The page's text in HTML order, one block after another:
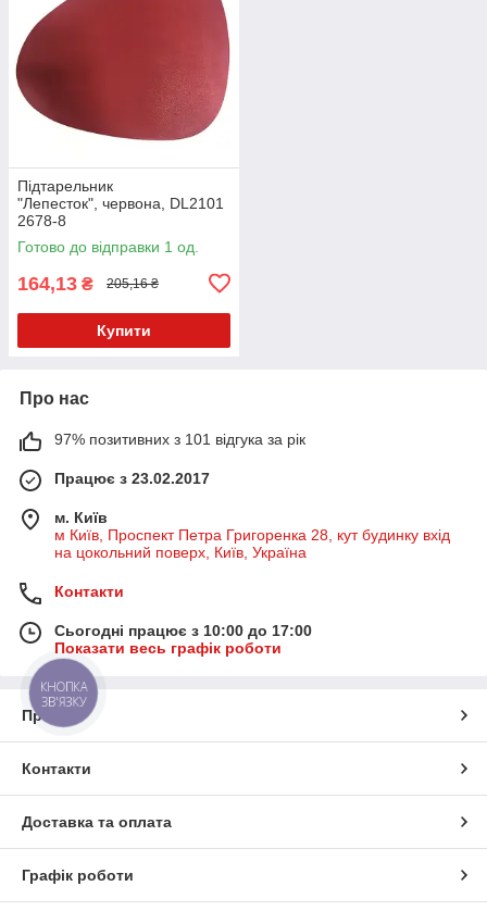
Підтарельник
"Лепесток", червона, DL2101
2678-8
Готово до відправки 1 од.
164,13 ₴ 205,16 ₴
Купити
Про нас
97% позитивних з 101 відгука за рік
Працює з 23.02.2017
м. Київ
м Київ, Проспект Петра Григоренка 28, кут будинку вхід
на цокольний поверх, Київ, Україна
Контакти
Сьогодні працює з 10:00 до 17:00
Показати весь графік роботи
Про нас
Контакти
Доставка та оплата
Графік роботи
КНОПКА
ЗВ'ЯЗКУ